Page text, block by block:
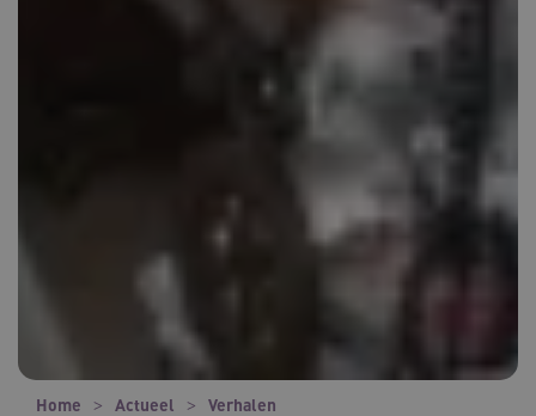
Home Actueel
Verhalen